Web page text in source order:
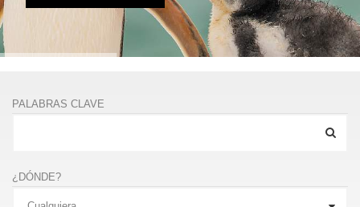
PALABRAS CLAVE
¿DÓNDE?